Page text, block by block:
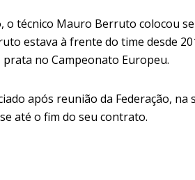
técnico Mauro Berruto colocou
estava à frente do time desde
prata no Campeonato Europeu.
após reunião da Federação,
até o fim do seu contrato.